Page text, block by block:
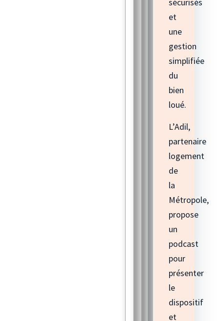
et
une
gestion
simplifiée
du
bien
loué.
L’Adil,
partenaire
logement
de
la
Métropole,
propose
un
podcast
pour
présenter
le
dispositif
et